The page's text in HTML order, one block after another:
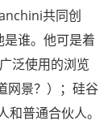
共同创
谁。他可是着
泛使用的浏览
网景？）；硅谷
普通合伙人。